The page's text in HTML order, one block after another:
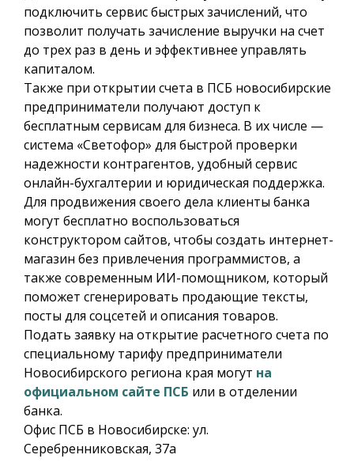
подключить сервис быстрых зачислений, что
позволит получать зачисление выручки на счет
до трех раз в день и эффективнее управлять
капиталом.
Также при открытии счета в ПСБ новосибирские
предприниматели получают доступ к
бесплатным сервисам для бизнеса. В их числе —
система «Светофор» для быстрой проверки
надежности контрагентов, удобный сервис
онлайн-бухгалтерии и юридическая поддержка.
Для продвижения своего дела клиенты банка
могут бесплатно воспользоваться
конструктором сайтов, чтобы создать интернет-
магазин без привлечения программистов, а
также современным ИИ-помощником, который
поможет сгенерировать продающие тексты,
посты для соцсетей и описания товаров.
Подать заявку на открытие расчетного счета по
специальному тарифу предприниматели
Новосибирского региона края могут на
официальном сайте ПСБ или в отделении
банка.
Офис ПСБ в Новосибирске: ул.
Серебренниковская, 37а